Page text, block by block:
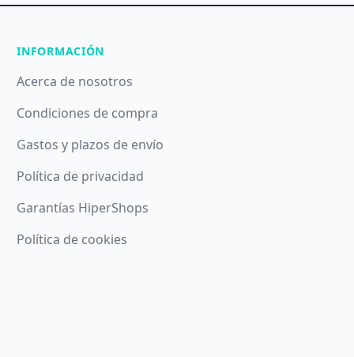
INFORMACIÓN
Acerca de nosotros
Condiciones de compra
Gastos y plazos de envío
Política de privacidad
Garantías HiperShops
Política de cookies